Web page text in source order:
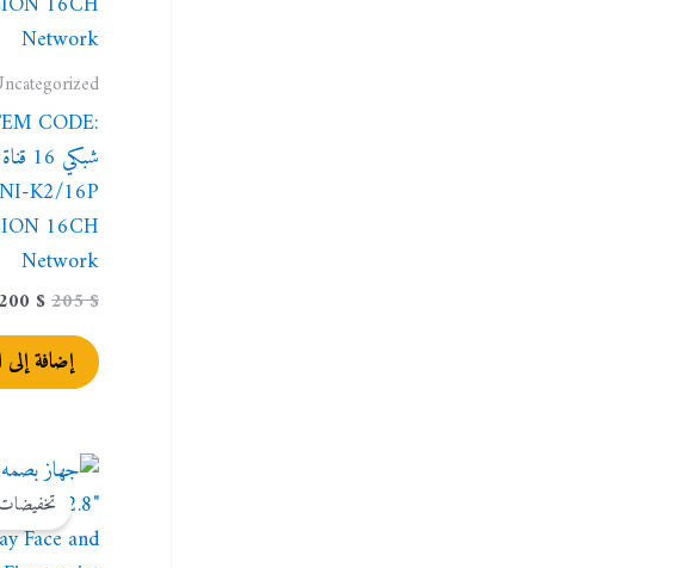
K2/16P
16CH
Network
205$
200 $
إضافة إلى
السعر
الأصلي
هو:
190 $.